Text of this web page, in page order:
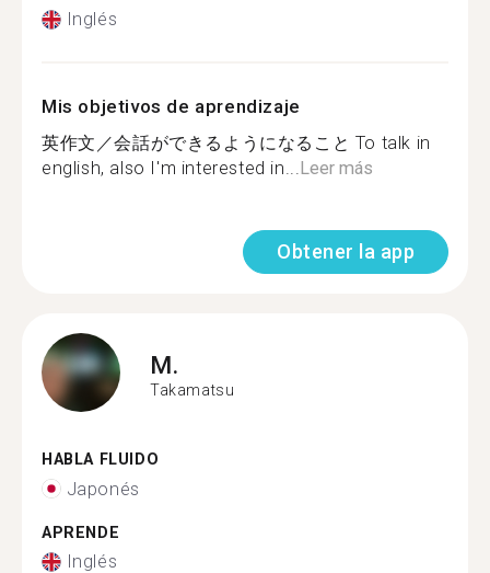
Inglés
Mis objetivos de aprendizaje
英作文／会話ができるようになること To talk in
english, also I'm interested in...Leer más
Obtener la app
M.
Takamatsu
HABLA FLUIDO
Japonés
APRENDE
Inglés